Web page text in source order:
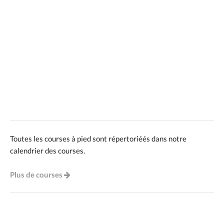
Toutes les courses à pied sont répertoriéés dans notre
calendrier des courses.
Plus de courses